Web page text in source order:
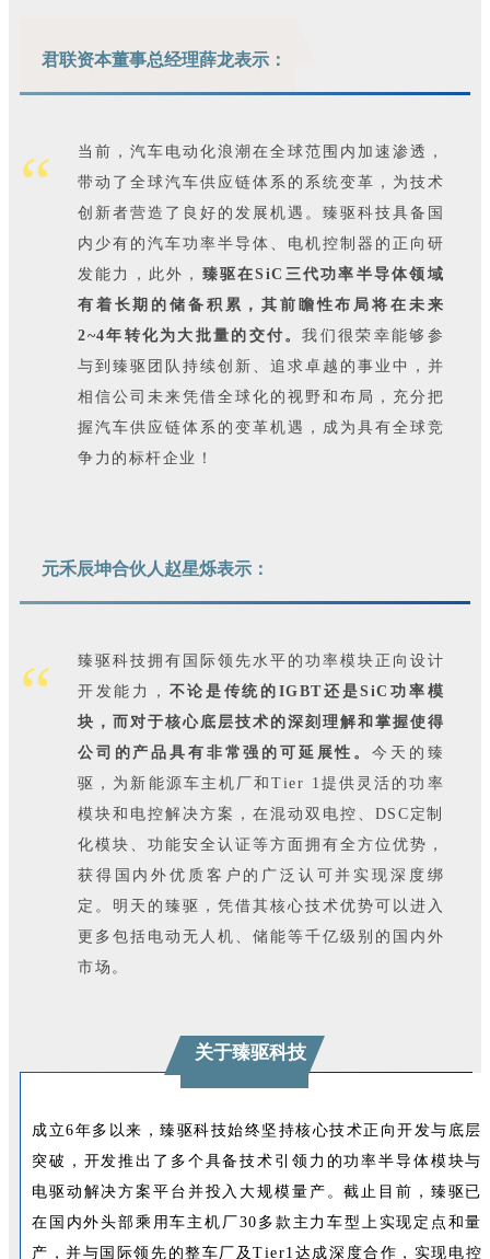
君联资本董事总经理薛龙表示：
“
当前，汽车电动化浪潮在全球范围内加速渗透，
带动了全球汽车供应链体系的系统变革，为技术
创新者营造了良好的发展机遇。臻驱科技具备国
内少有的汽车功率半导体、电机控制器的正向研
发能力，此外， 臻驱在SiC三代功率半导体领域
有着长期的储备积累，其前瞻性布局将在未来
2~4年转化为大批量的交付。我们很荣幸能够参
与到臻驱团队持续创新、追求卓越的事业中，并
相信公司未来凭借全球化的视野和布局，充分把
握汽车供应链体系的变革机遇，成为具有全球竞
争力的标杆企业！
元禾辰坤合伙人赵星烁表示：
“
臻驱科技拥有国际领先水平的功率模块正向设计
开发能力， 不论是传统的IGBT还是SiC功率模
块，而对于核心底层技术的深刻理解和掌握使得
公司的产品具有非常强的可延展性。今天的臻
驱，为新能源车主机厂和Tier 1提供灵活的功率
模块和电控解决方案，在混动双电控、DSC定制
化模块、功能安全认证等方面拥有全方位优势，
获得国内外优质客户的广泛认可并实现深度绑
定。明天的臻驱，凭借其核心技术优势可以进入
更多包括电动无人机、储能等千亿级别的国内外
市场。
关于臻驱科技
成立6年多以来，臻驱科技始终坚持核心技术正向开发与底层
突破，开发推出了多个具备技术引领力的功率半导体模块与
电驱动解决方案平台并投入大规模量产。截止目前，臻驱已
在国内外头部乘用车主机厂30多款主力车型上实现定点和量
产，并与国际领先的整车厂及Tier1达成深度合作，实现电控